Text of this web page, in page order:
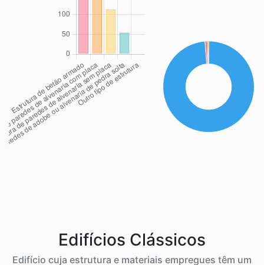
Edifícios Clássicos
Edifício cuja estrutura e materiais empregues têm um